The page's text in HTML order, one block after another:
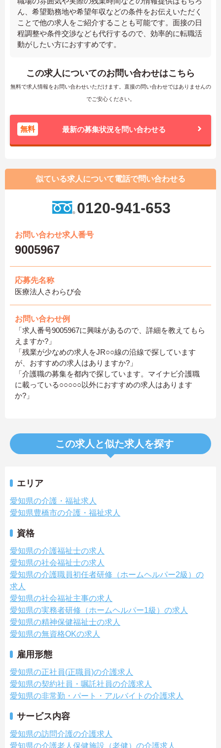
ん、希望勤務地や希望年収などの条件をお伝えいただく
ことで他の求人をご紹介することも可能です。面接の日
程調整や条件交渉なども代行するので、効率的に転職活
動がしたい方におすすめです。
この求人についてのお問い合わせはこちら
無料で求人情報をお問い合わせいただけます。直接の問い合わせではありませんの
でご安心ください。
無料 最新の募集状況を問い合わせる
似ている求人について電話で問い合わせる
0120-941-653
お問い合わせ求人番号
9005967
応募先名称
医療法人さわらび会
お問い合わせ例
「求人番号9005967に興味があるので、詳細を教えてもら
えますか?」
「残業が少なめの求人をJR○○線の沿線で探しています
が、おすすめの求人はありますか?」
「介護職の募集を都内で探しています。マイナビ介護職
に載っている○○○○○以外におすすめの求人はあります
か?」
この求人と似た求人を探す
エリア
愛知県の介護・福祉求人
愛知県豊橋市の介護・福祉求人
資格
愛知県の介護福祉士の求人
愛知県の社会福祉士の求人
愛知県の介護職員初任者研修（ホームヘルパー2級）の
求人
愛知県の社会福祉主事の求人
愛知県の実務者研修（ホームヘルパー1級）の求人
愛知県の精神保健福祉士の求人
愛知県の無資格OKの求人
雇用形態
愛知県の正社員(正職員)の介護求人
愛知県の契約社員・嘱託社員の介護求人
愛知県の非常勤・パート・アルバイトの介護求人
サービス内容
愛知県の訪問介護の介護求人
愛知県の介護老人保健施設（老健）の介護求人